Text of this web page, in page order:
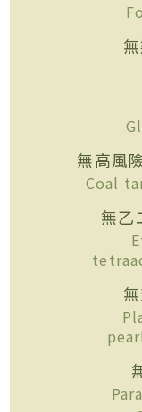
無高風
Coal
無乙